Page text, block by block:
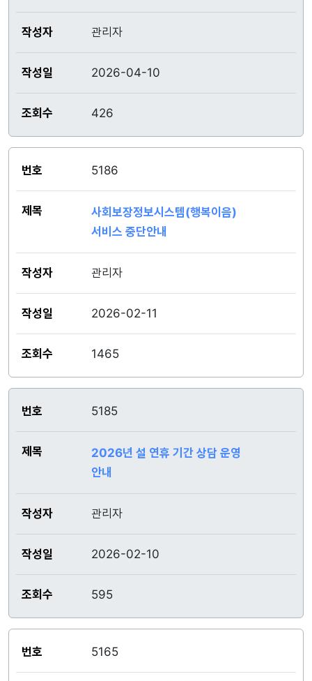
관리자
2026-04-10
426
5186
사회보장정보시스템(행복이음)
서비스 중단안내
관리자
2026-02-11
1465
5185
2026년 설 연휴 기간 상담 운영
안내
관리자
2026-02-10
595
5165